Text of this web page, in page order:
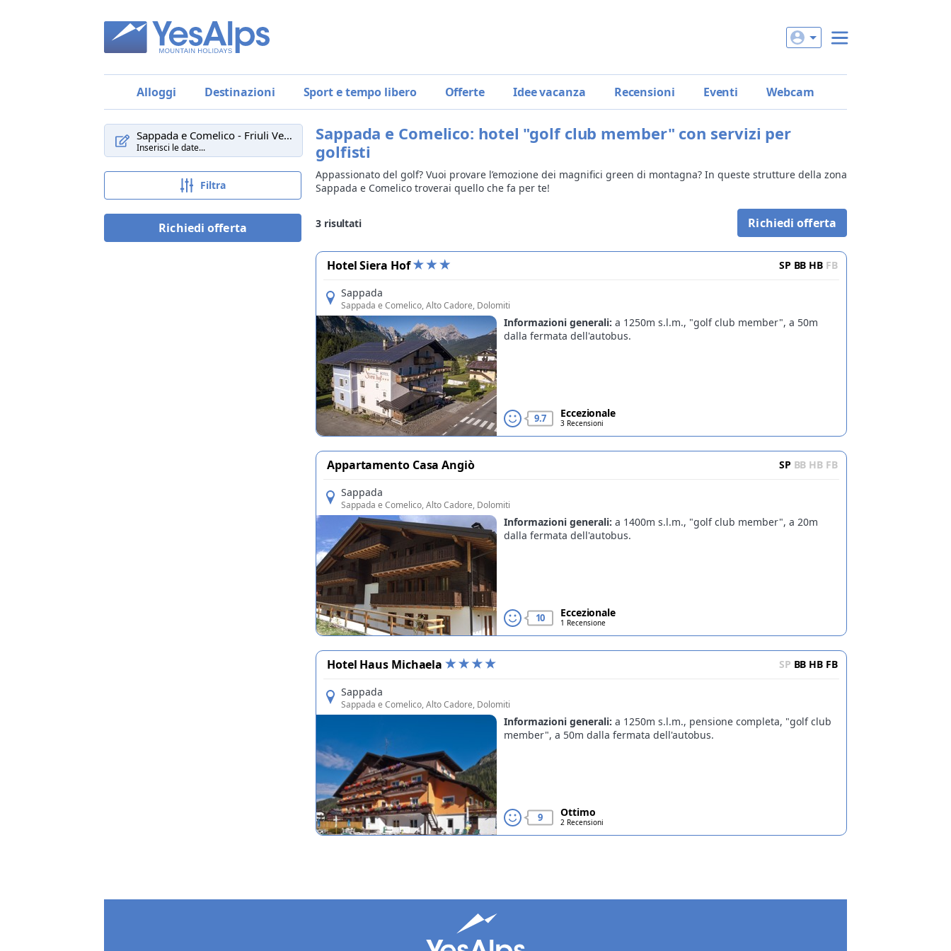
Alloggi Destinazioni Sport e tempo libero Offerte Idee vacanza Recensioni Eventi Webcam
Sappada e Comelico - Friuli Venezia Giulia
Inserisci le date...
Filtra
Richiedi offerta
Sappada e Comelico: hotel "golf club member" con servizi per
golfisti
Appassionato del golf? Vuoi provare l’emozione dei magnifici green di montagna? In queste strutture della zona
Sappada e Comelico troverai quello che fa per te!
3risultati Richiedi offerta
Hotel Siera Hof SP BB HB FB
Sappada
Sappada e Comelico, Alto Cadore, Dolomiti
9.7 Eccezionale
3 Recensioni
Informazioni generali: a 1250m s.l.m., "golf club member", a 50m
dalla fermata dell'autobus.
Appartamento Casa Angiò SP BB HB FB
Sappada
Sappada e Comelico, Alto Cadore, Dolomiti
10 Eccezionale
1 Recensione
Informazioni generali: a 1400m s.l.m., "golf club member", a 20m
dalla fermata dell'autobus.
Hotel Haus Michaela SP BB HB FB
Sappada
Sappada e Comelico, Alto Cadore, Dolomiti
9 Ottimo
2 Recensioni
Informazioni generali: a 1250m s.l.m., pensione completa, "golf club
member", a 50m dalla fermata dell'autobus.